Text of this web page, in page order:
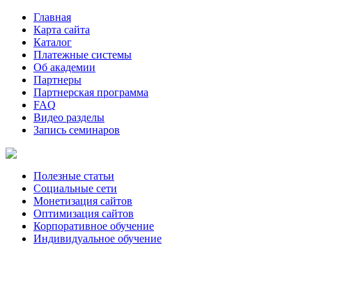
Главная
Карта сайта
Каталог
Платежные системы
Об академии
Партнеры
Партнерская программа
FAQ
Видео разделы
Запись семинаров
Полезные статьи
Социальные сети
Монетизация сайтов
Оптимизация сайтов
Корпоративное обучение
Индивидуальное обучение